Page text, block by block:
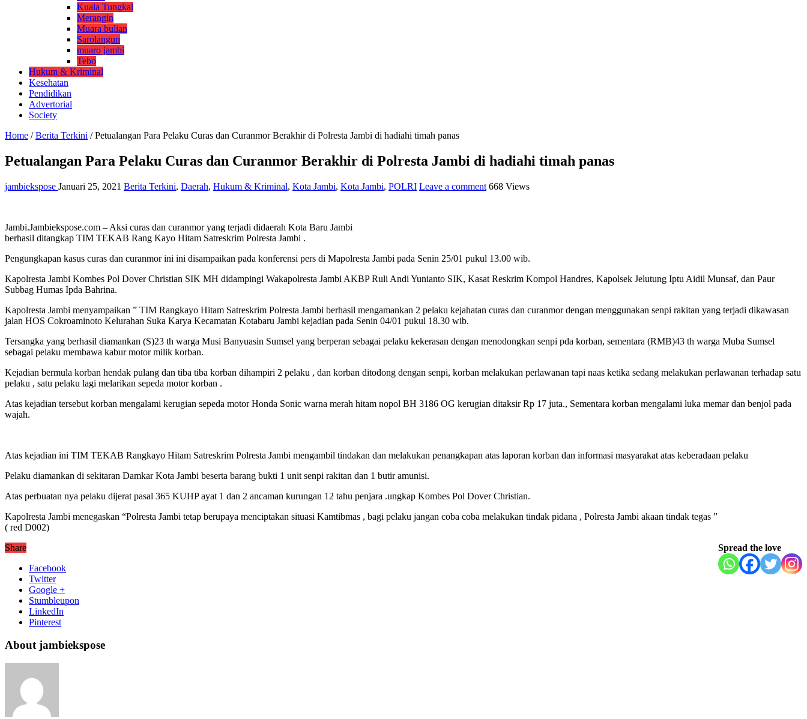
Kuala Tungkal
Merangin
Muara bulian
Sarolangun
muaro jambi
Tebo
Hukum & Kriminal
Kesehatan
Pendidikan
Advertorial
Society
Home / Berita Terkini / Petualangan Para Pelaku Curas dan Curanmor Berakhir di Polresta Jambi di hadiahi timah panas
Petualangan Para Pelaku Curas dan Curanmor Berakhir di Polresta Jambi di hadiahi timah panas
jambiekspose Januari 25, 2021 Berita Terkini, Daerah, Hukum & Kriminal, Kota Jambi, Kota Jambi, POLRI Leave a comment 668 Views
Jambi.Jambiekspose.com – Aksi curas dan curanmor yang terjadi didaerah Kota Baru Jambi
berhasil ditangkap TIM TEKAB Rang Kayo Hitam Satreskrim Polresta Jambi .
Pengungkapan kasus curas dan curanmor ini ini disampaikan pada konferensi pers di Mapolresta Jambi pada Senin 25/01 pukul 13.00 wib.
Kapolresta Jambi Kombes Pol Dover Christian SIK MH didampingi Wakapolresta Jambi AKBP Ruli Andi Yunianto SIK, Kasat Reskrim Kompol Handres, Kapolsek Jelutung Iptu Aidil Munsaf, dan Paur
Subbag Humas Ipda Bahrina.
Kapolresta Jambi menyampaikan ” TIM Rangkayo Hitam Satreskrim Polresta Jambi berhasil mengamankan 2 pelaku kejahatan curas dan curanmor dengan menggunakan senpi rakitan yang terjadi dikawasan
jalan HOS Cokroaminoto Kelurahan Suka Karya Kecamatan Kotabaru Jambi kejadian pada Senin 04/01 pukul 18.30 wib.
Tersangka yang berhasil diamankan (S)23 th warga Musi Banyuasin Sumsel yang berperan sebagai pelaku kekerasan dengan menodongkan senpi pda korban, sementara (RMB)43 th warga Muba Sumsel
sebagai pelaku membawa kabur motor milik korban.
Kejadian bermula korban hendak pulang dan tiba tiba korban dihampiri 2 pelaku , dan korban ditodong dengan senpi, korban melakukan perlawanan tapi naas ketika sedang melakukan perlawanan terhadap satu
pelaku , satu pelaku lagi melarikan sepeda motor korban .
Atas kejadian tersebut korban mengalami kerugian sepeda motor Honda Sonic warna merah hitam nopol BH 3186 OG kerugian ditaksir Rp 17 juta., Sementara korban mengalami luka memar dan benjol pada
wajah.
Atas kejadian ini TIM TEKAB Rangkayo Hitam Satreskrim Polresta Jambi mengambil tindakan dan melakukan penangkapan atas laporan korban dan informasi masyarakat atas keberadaan pelaku
Pelaku diamankan di sekitaran Damkar Kota Jambi beserta barang bukti 1 unit senpi rakitan dan 1 butir amunisi.
Atas perbuatan nya pelaku dijerat pasal 365 KUHP ayat 1 dan 2 ancaman kurungan 12 tahu penjara .ungkap Kombes Pol Dover Christian.
Kapolresta Jambi menegaskan “Polresta Jambi tetap berupaya menciptakan situasi Kamtibmas , bagi pelaku jangan coba coba melakukan tindak pidana , Polresta Jambi akaan tindak tegas ”
( red D002)
Spread the love
Share
Facebook
Twitter
Google +
Stumbleupon
LinkedIn
Pinterest
About jambiekspose